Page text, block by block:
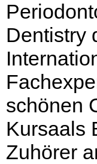
Dentistry
schönen
Kursaals
Zuhörer